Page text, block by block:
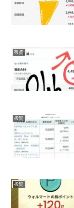
投資
投資
投資